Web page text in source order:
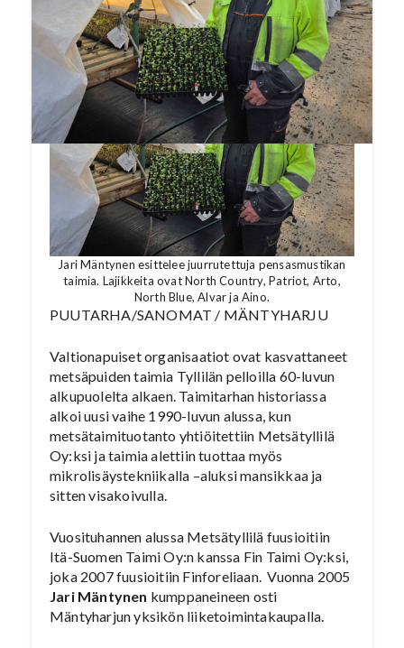
Jari Mäntynen esittelee juurrutettuja pensasmustikan
taimia. Lajikkeita ovat North Country, Patriot, Arto,
North Blue, Alvar ja Aino.
PUUTARHA/SANOMAT / MÄNTYHARJU
Valtionapuiset organisaatiot ovat kasvattaneet
metsäpuiden taimia Tyllilän pelloilla 60-luvun
alkupuolelta alkaen. Taimitarhan historiassa
alkoi uusi vaihe 1990-luvun alussa, kun
metsätaimituotanto yhtiöitettiin Metsätyllilä
Oy:ksi ja taimia alettiin tuottaa myös
mikrolisäystekniikalla –aluksi mansikkaa ja
sitten visakoivulla.
Vuosituhannen alussa Metsätyllilä fuusioitiin
Itä-Suomen Taimi Oy:n kanssa Fin Taimi Oy:ksi,
joka 2007 fuusioitiin Finforeliaan. Vuonna 2005
Jari Mäntynen kumppaneineen osti
Mäntyharjun yksikön liiketoimintakaupalla.